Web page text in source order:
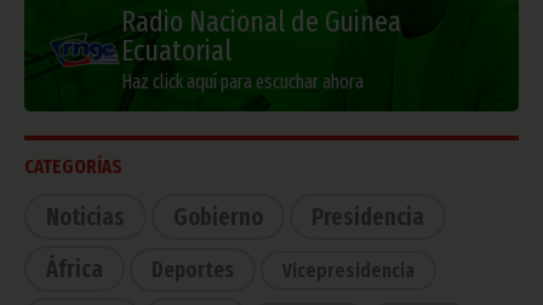
Radio Nacional de Guinea
Ecuatorial
Haz click aquí para escuchar ahora
CATEGORÍAS
Noticias Gobierno
Presidencia
África
Deportes Vicepresidencia